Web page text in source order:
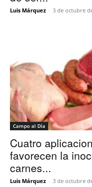
Luis Márquez - 3 de octubre
Campo al Día
Cuatro
favorecen la
carnes...
Luis Márquez - 3 de octubre